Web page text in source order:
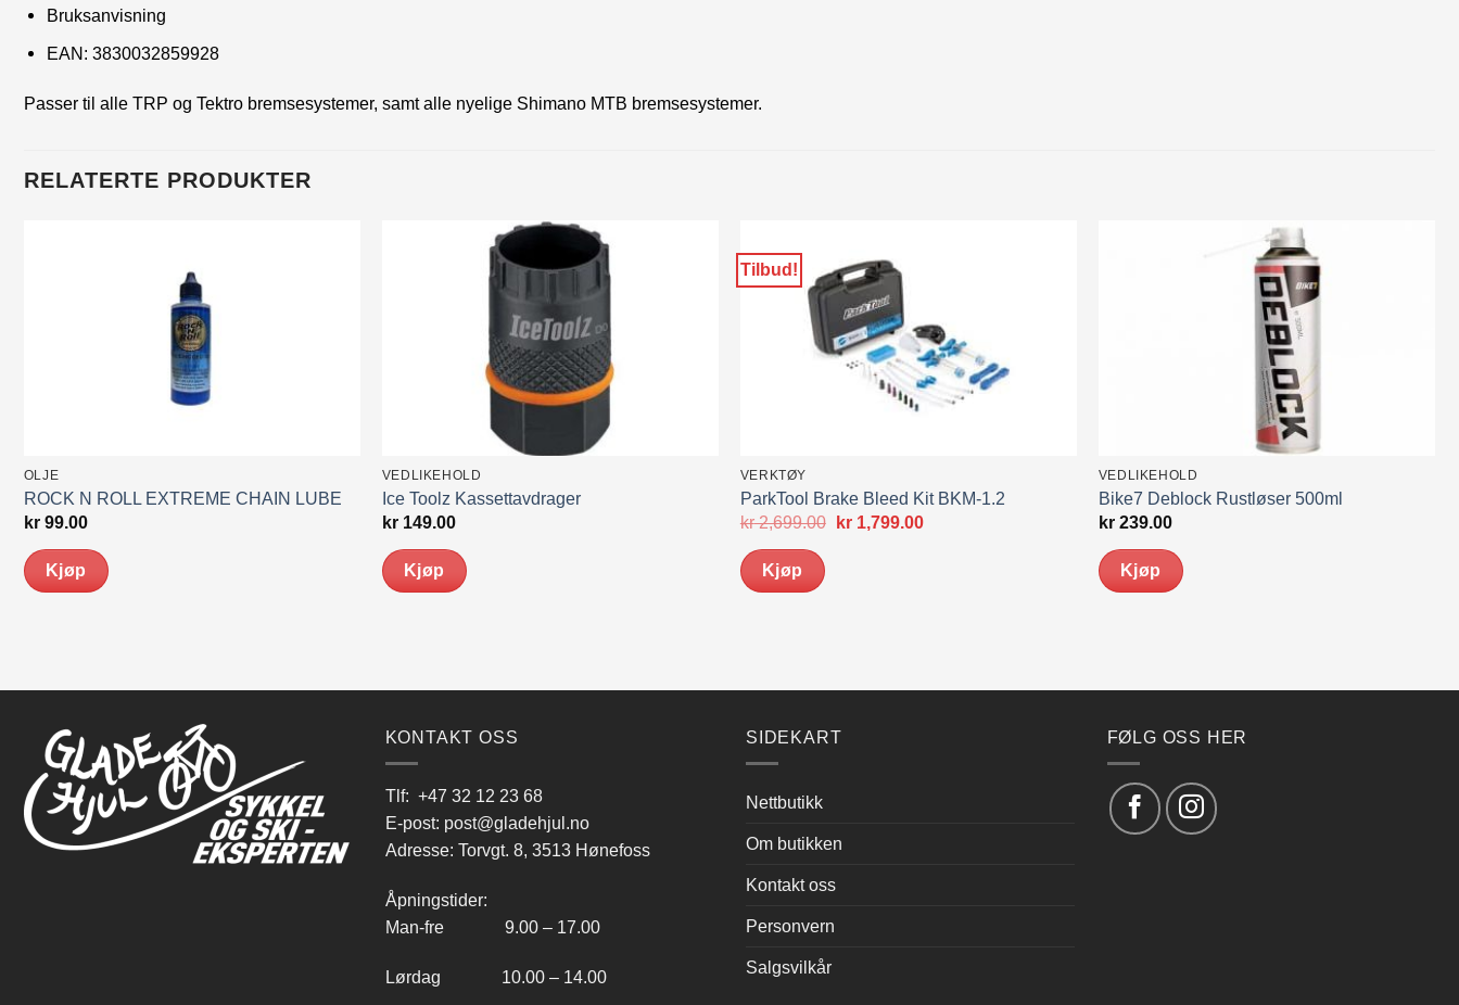
Bruksanvisning
EAN: 3830032859928
Passer til alle TRP og Tektro bremsesystemer, samt alle nyelige Shimano MTB bremsesystemer.
RELATERTE PRODUKTER
OLJE
ROCK N ROLL EXTREME CHAIN LUBE
kr99.00
Kjøp
VEDLIKEHOLD
Ice Toolz Kassettavdrager
kr149.00
Kjøp
Tilbud!
VERKTØY
ParkTool Brake Bleed Kit BKM-1.2
kr2,699.00
Opprinnelig
kr1,799.00Nåværende
Kjøp
VEDLIKEHOLD
Bike7 Deblock Rustløser 500ml
kr239.00
Kjøp
KONTAKT OSS
Tlf: +47 32 12 23 68
E-post: post@gladehjul.no
Adresse: Torvgt. 8, 3513 Hønefoss
Åpningstider:
Man-fre 9.00 – 17.00
Lørdag 10.00 – 14.00
SIDEKART
Nettbutikk
Om butikken
Kontakt oss
Personvern
Salgsvilkår
FØLG OSS HER